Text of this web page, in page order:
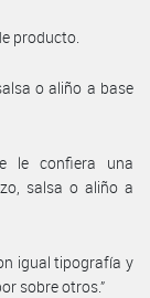
producto.
o aliño a base
le confiera una
salsa o aliño a
igual tipografía y
sobre otros.”